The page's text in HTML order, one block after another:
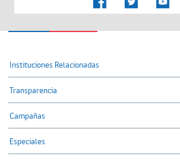
Instituciones Relacionadas
Transparencia
Campañas
Especiales